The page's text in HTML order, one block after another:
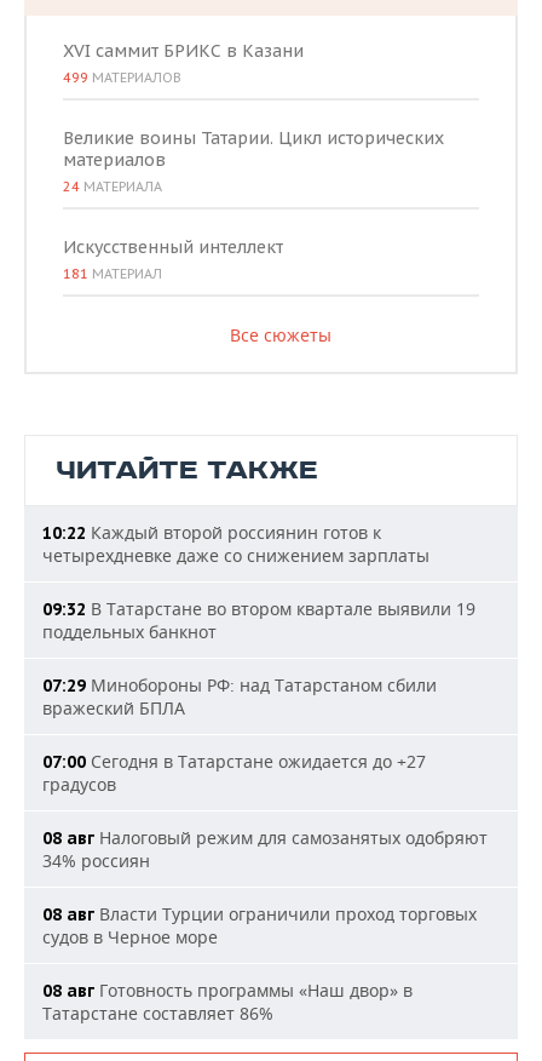
XVI саммит БРИКС в Казани
499 МАТЕРИАЛОВ
Великие воины Татарии. Цикл исторических
материалов
24 МАТЕРИАЛА
Искусственный интеллект
181 МАТЕРИАЛ
Все сюжеты
ЧИТАЙТЕ ТАКЖЕ
10:22 Каждый второй россиянин готов к
четырехдневке даже со снижением зарплаты
09:32 В Татарстане во втором квартале выявили 19
поддельных банкнот
07:29 Минобороны РФ: над Татарстаном сбили
вражеский БПЛА
07:00 Сегодня в Татарстане ожидается до +27
градусов
08 авг Налоговый режим для самозанятых одобряют
34% россиян
08 авг Власти Турции ограничили проход торговых
судов в Черное море
08 авг Готовность программы «Наш двор» в
Татарстане составляет 86%